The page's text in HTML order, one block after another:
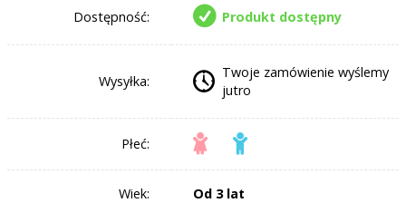
Dostępność: Produkt dostępny
Wysyłka:
Twoje zamówienie wyślemy
jutro
Płeć:
Wiek: Od 3 lat